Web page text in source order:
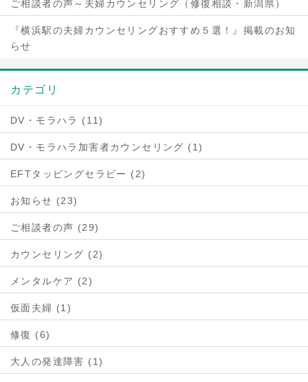
ご相談者の声～夫婦カウンセリング（修復相談・新潟県）
『横浜駅の夫婦カウンセリングおすすめ５選！』掲載のお知
らせ
カテゴリ
DV・モラハラ (11)
DV・モラハラ加害者カウンセリング (1)
EFTタッピングセラピー (2)
お知らせ (23)
ご相談者の声 (29)
カウンセリング (2)
メンタルケア (2)
仮面夫婦 (1)
修復 (6)
大人の発達障害 (1)